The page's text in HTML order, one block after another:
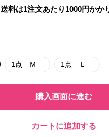
送料は1注文あたり 1000円かか
1点 Ｍ 1点 Ｌ
購入画面に進む
カートに追加する